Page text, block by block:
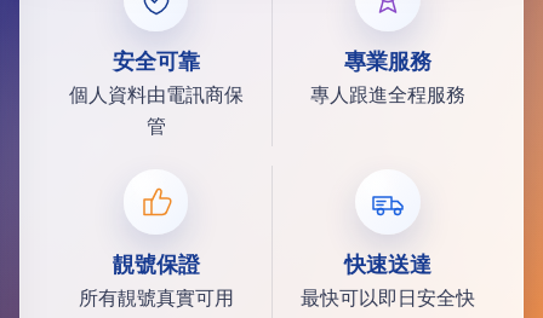
安全可靠
個人資料由電訊商保
管
專業服務
專人跟進全程服務
靚號保證
所有靚號真實可用
快速送達
最快可以即日安全快